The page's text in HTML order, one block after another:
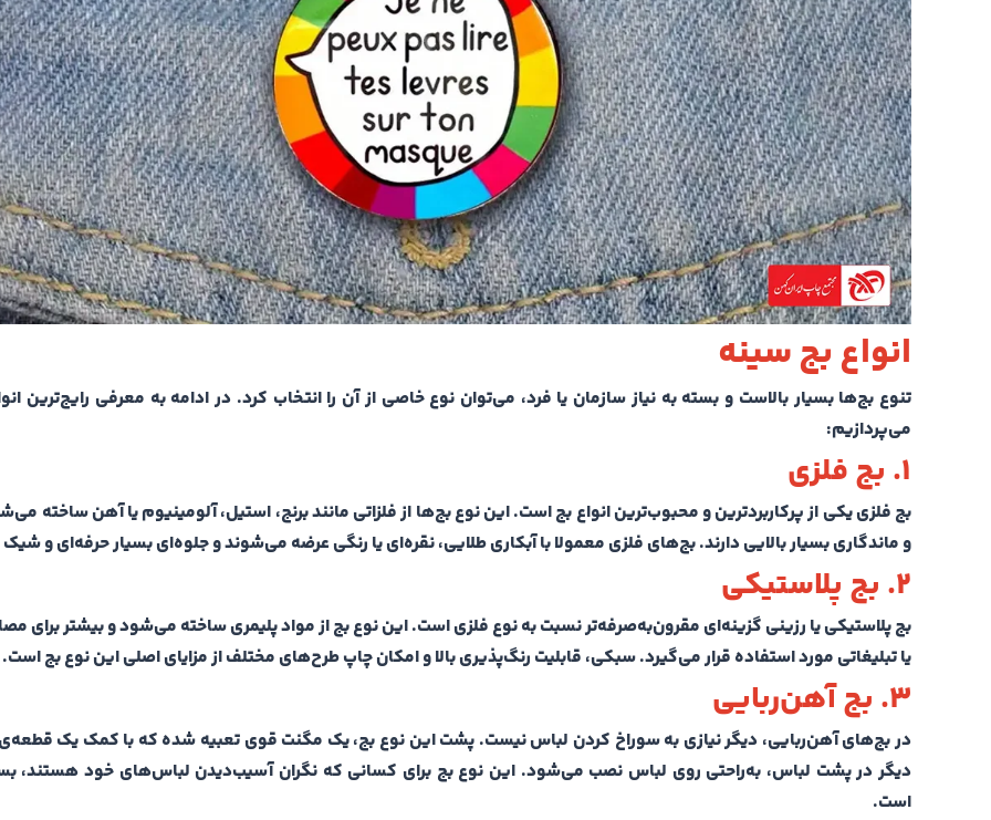
انواع بج سینه
تنوع بج‌ها بسیار بالاست و بسته به نیاز سازمان یا فرد، می‌توان نوع خاصی از آن را انتخاب کرد. در ادامه به معرفی رایج‌ترین
می‌پردازیم:
۱. بج فلزی
بج فلزی یکی از پرکاربردترین و محبوب‌ترین انواع بج است. این نوع بج‌ها از فلزاتی مانند برنج، استیل، آلومینیوم یا آهن ساخته
و ماندگاری بسیار بالایی دارند. بج‌های فلزی معمولا با آبکاری طلایی، نقره‌ای یا رنگی عرضه می‌شوند و جلوه‌ای بسیار حرفه‌ای و شیک
۲. بج پلاستیکی
بج پلاستیکی یا رزینی گزینه‌ای مقرون‌به‌صرفه‌تر نسبت به نوع فلزی است. این نوع بج از مواد پلیمری ساخته می‌شود و بیشتر برای
یا تبلیغاتی مورد استفاده قرار می‌گیرد. سبکی، قابلیت رنگ‌پذیری بالا و امکان چاپ طرح‌های مختلف از مزایای اصلی این نوع بج است.
۳. بج آهن‌ربایی
در بج‌های آهن‌ربایی، دیگر نیازی به سوراخ کردن لباس نیست. پشت این نوع بج، یک مگنت قوی تعبیه شده که با کمک یک
دیگر در پشت لباس، به‌راحتی روی لباس نصب می‌شود. این نوع بج برای کسانی که نگران آسیب‌دیدن لباس‌های خود هستند،
است.